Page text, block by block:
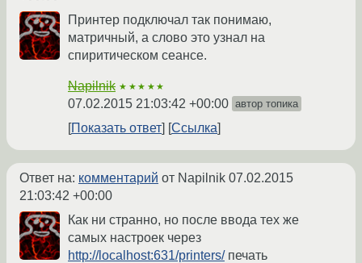
Принтер подключал так понимаю,
матричный, а слово это узнал на
спиритическом сеансе.
Napilnik ★★★★★
07.02.2015 21:03:42 +00:00 автор топика
Показать ответ Ссылка
Ответ на: комментарий от Napilnik 07.02.2015
21:03:42 +00:00
Как ни странно, но после ввода тех же
самых настроек через
http://localhost:631/printers/печать